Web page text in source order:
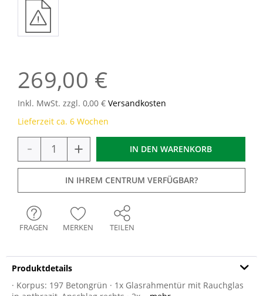
269,00 €
Inkl. MwSt. zzgl. 0,00 € Versandkosten
Lieferzeit ca. 6 Wochen
- + IN DEN WARENKORB
IN IHREM CENTRUM VERFÜGBAR?
FRAGEN MERKEN TEILEN
Produktdetails
· Korpus: 197 Betongrün · 1x Glasrahmentür mit Rauchglas